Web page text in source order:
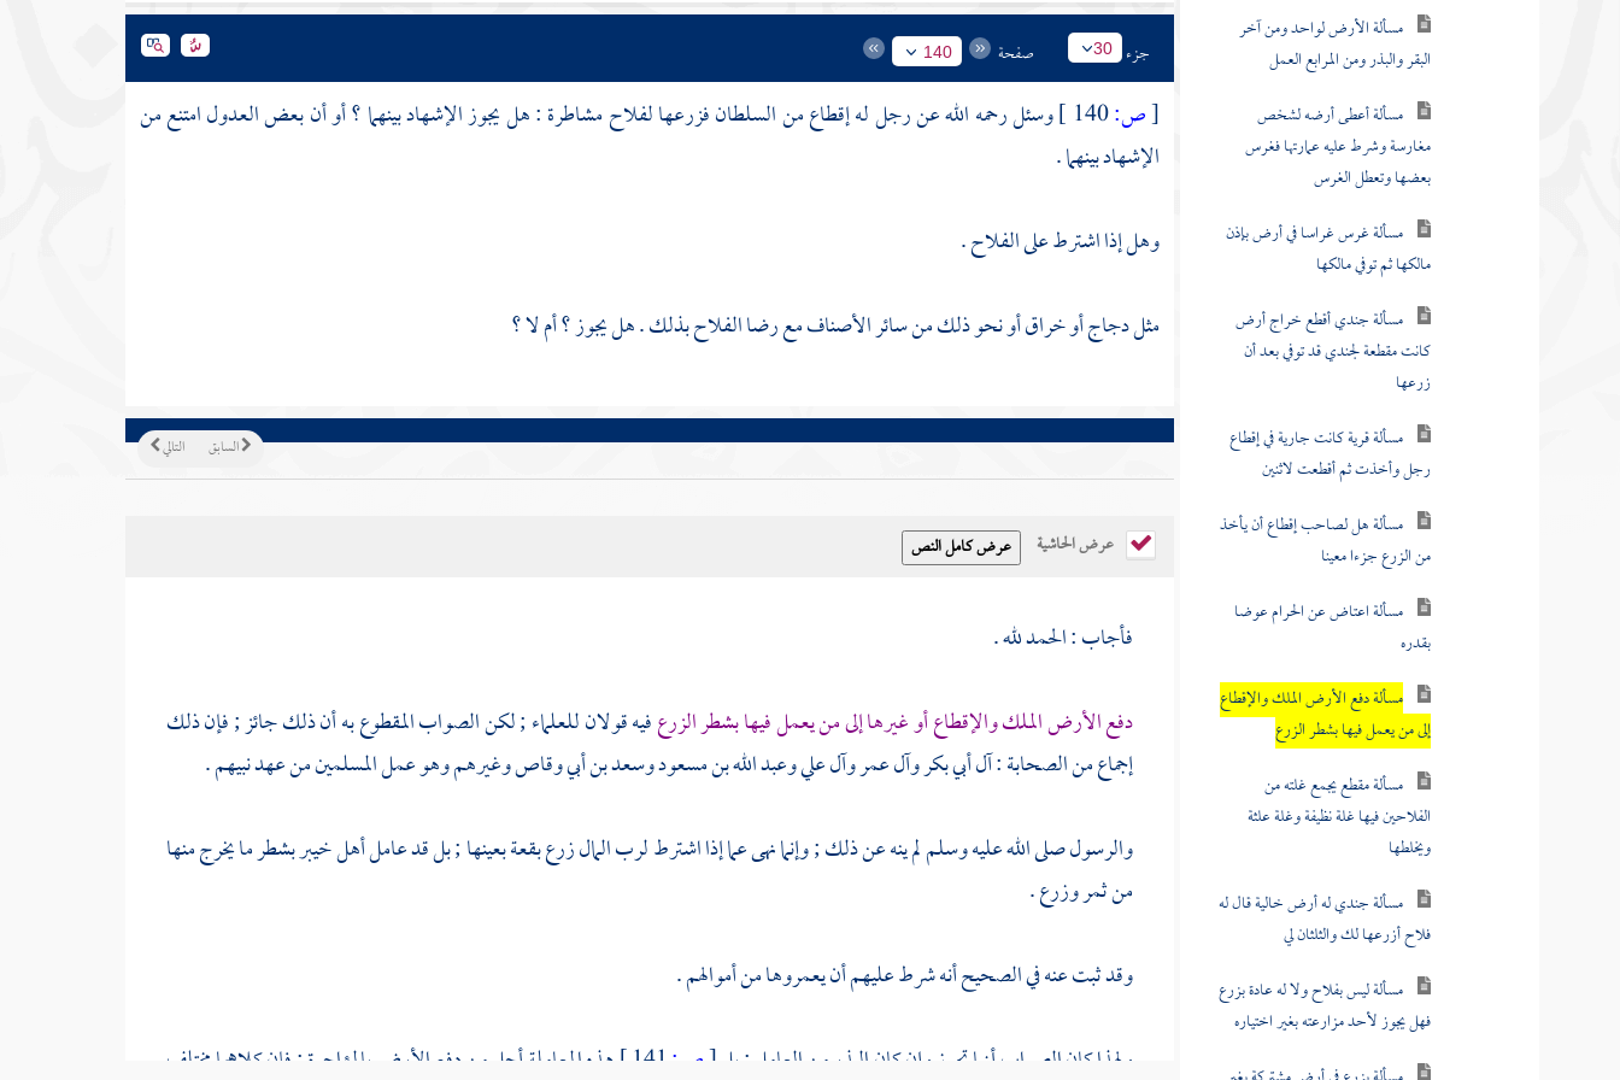
مغارسة وشرط عليه عمارتها فغرس
بعضها وتعطل الغرس
مسألة غرس غراسا في أرض بإذن
مالكها ثم توفي مالكها
كانت مقطعة لجندي قد توفي بعد أن
زرعها
مسألة قرية كانت جارية في إقطاع
رجل وأخذت ثم أقطعت لاثنين
من الزرع جزءا معينا
بقدره
إلى من يعمل فيها بشطر الزرع
مسألة مقطع يجمع غلته من
الفلاحين فيها غلة نظيفة وغلة علثة
ويخلطها
مسألة جندي له أرض خالية قال له
فلاح أزرعها لك والثلثان لي
فهل يجوز لأحد مزارعته بغير اختياره
إذن الشركاء ولا أعلمهم
جزء 30 صفحة 140
[ص:140 ]
وسئل رحمه الله عن رجل له إقطاع من السلطان فزرعها لفلاح مشاطرة : هل يجوز الإشهاد بينهما ؟ أو أن بعض العدول امتنع من
الإشهاد بينهما .
وهل إذا اشترط على الفلاح .
مثل دجاج أو خراق أو نحو ذلك من سائر الأصناف مع رضا الفلاح بذلك . هل يجوز ؟ أم لا ؟
التالي السابق
عرض الحاشية
فأجاب : الحمد لله .
دفع الأرض الملك والإقطاع أو غيرها إلى من يعمل فيها بشطر الزرعفيه قولان للعلماء ; لكن الصواب المقطوع به أن ذلك جائز ; فإن ذلك
إجماع من الصحابة :آلأبي بكروآلعمروآلعليوعبد الله بن مسعودوسعد بن أبي وقاصوغيرهم وهو عمل المسلمين من عهد نبيهم .
والرسول صلى الله عليه وسلم لم ينه عن ذلك ; وإنما نهى عما إذا اشترط لرب المال زرع بقعة بعينها ; بل قد عاملأهلخيبربشطر ما يخرج منها
من ثمر وزرع .
وقد ثبت عنه في الصحيح أنه شرط عليهم أن يعمروها من أموالهم .
ولهذا كان الصواب أنها تجوز وإن كان البذر من العامل ; بل [ص:
هذه المعاملة أحل من دفع الأرض بالمؤاجرة ; فإن كلاهما مختلف